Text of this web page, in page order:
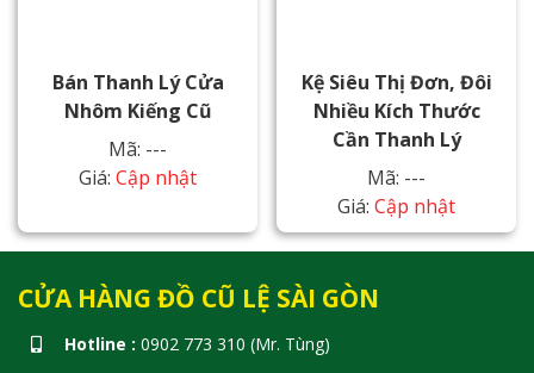
Bán Thanh Lý Cửa
Nhôm Kiếng Cũ
Mã: ---
Giá: Cập nhật
Kệ Siêu Thị Đơn, Đôi
Nhiều Kích Thước
Cần Thanh Lý
Mã: ---
Giá: Cập nhật
CỬA HÀNG ĐỒ CŨ LỆ SÀI GÒN
Hotline : 0902 773 310 (Mr. Tùng)